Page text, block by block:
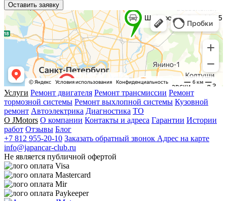
Оставить заявку
Услуги Ремонт двигателя Ремонт трансмиссии Ремонт
тормозной системы Ремонт выхлопной системы Кузовной
ремонт Автоэлектрика Диагностика ТО
О JMotors О компании Контакты и адреса Гарантии Истории
работ Отзывы Блог
+7 812 955-20-10 Заказать обратный звонок Адрес на карте
info@japancar-club.ru
Не является публичной офертой